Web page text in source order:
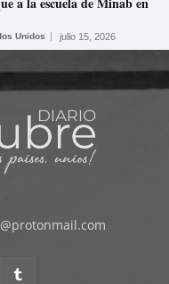
Unidos julio 15, 2026